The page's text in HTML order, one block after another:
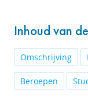
Inhoud van
Omschrijving
Beroepen